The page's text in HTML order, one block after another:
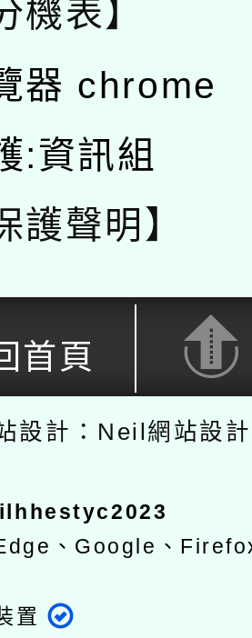
機表】
器 chrome
:資訊組
護聲明】
首頁
設計：Neil網站設
、Google、
置